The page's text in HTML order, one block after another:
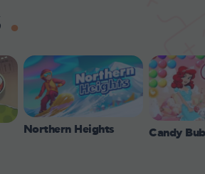
Northern Heights Candy